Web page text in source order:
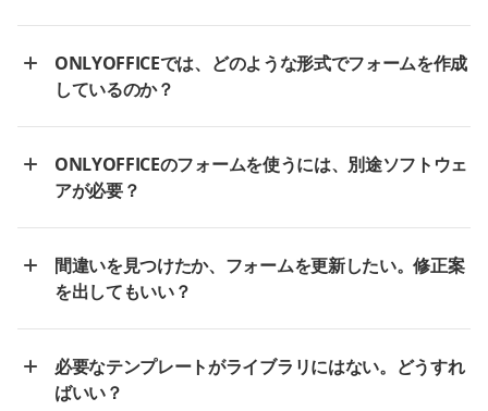
ONLYOFFICEでは、どのような形式でフォームを作成
しているのか？
ONLYOFFICEのフォームを使うには、別途ソフトウェ
アが必要？
間違いを見つけたか、フォームを更新したい。修正案
を出してもいい？
必要なテンプレートがライブラリにはない。どうすれ
ばいい？